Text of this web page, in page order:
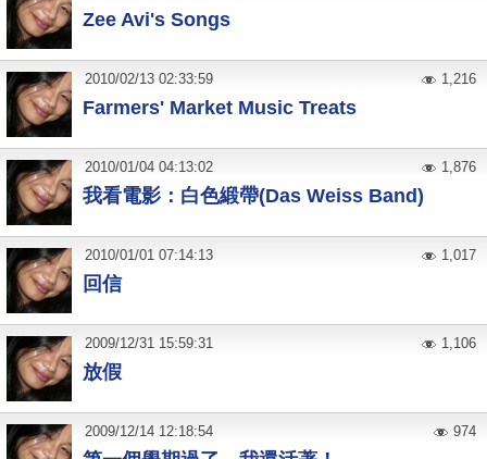
Zee Avi's Songs
Farmers' Market Music Treats
2010/02/13 02:33:59 1,216
我看電影：白色緞帶(Das Weiss Band)
2010/01/04 04:13:02 1,876
回信
2010/01/01 07:14:13 1,017
放假
2009/12/31 15:59:31 1,106
2009/12/14 12:18:54 974